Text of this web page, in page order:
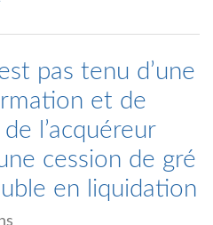
pas tenu d’une
et de
l’acquéreur
cession de gré
en liquidation